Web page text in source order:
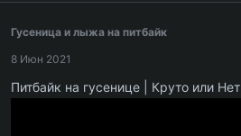
Гусеница и лыжа на питбайк
8 Июн 2021
Питбайк на гусенице | Круто или Нет